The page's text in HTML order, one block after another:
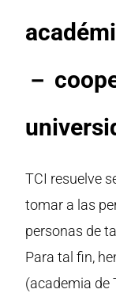
－
TCI resuelve
tomar a las
personas de
Para tal fin,
(academia de